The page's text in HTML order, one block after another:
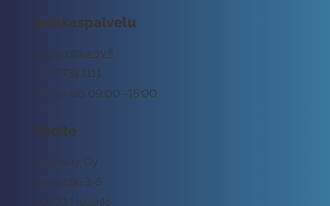
Asiakaspalvelu
tuki@rockway.fi
Arkisin klo 09:00 -15:00
045 7731 1111
Osoite
Rockway Oy
Lemuntie 3-5
00510 Helsinki